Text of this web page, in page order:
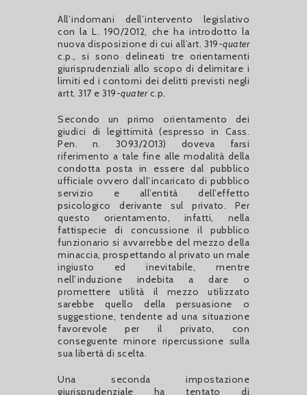
All’indomani dell’intervento legislativo
con la L. 190/2012, che ha introdotto la
nuova disposizione di cui all’art. 319-quater
c.p., si sono delineati tre orientamenti
giurisprudenziali allo scopo di delimitare i
limiti ed i contorni dei delitti previsti negli
artt. 317 e 319-quaterc.p.
Secondo un primo orientamento dei
giudici di legittimità (espresso in Cass.
Pen. n. 3093/2013) doveva farsi
riferimento a tale fine alle modalità della
condotta posta in essere dal pubblico
ufficiale ovvero dall’incaricato di pubblico
servizio e all’entità dell’effetto
psicologico derivante sul privato. Per
questo orientamento, infatti, nella
fattispecie di concussione il pubblico
funzionario si avvarrebbe del mezzo della
minaccia, prospettando al privato un male
ingiusto ed inevitabile, mentre
nell’induzione indebita a dare o
promettere utilità il mezzo utilizzato
sarebbe quello della persuasione o
suggestione, tendente ad una situazione
favorevole per il privato, con
conseguente minore ripercussione sulla
sua libertà di scelta.
Una seconda impostazione
giurisprudenziale ha tentato di